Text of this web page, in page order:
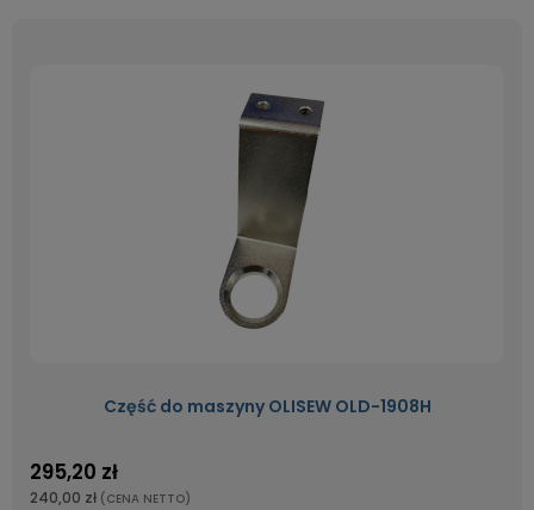
Część do maszyny OLISEW OLD-1908H
295,20 zł
240,00 zł (CENA NETTO)